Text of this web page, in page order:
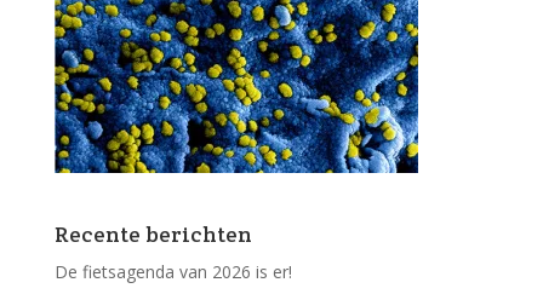
Recente berichten
De fietsagenda van 2026 is er!